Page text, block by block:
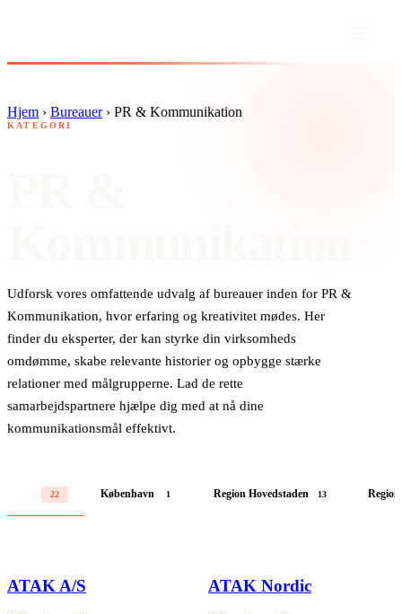
Hjem › Bureauer › PR & Kommunikation
KATEGORI
Udforsk vores omfattende udvalg af bureauer inden for PR &
Kommunikation, hvor erfaring og kreativitet mødes. Her
finder du eksperter, der kan styrke din virksomheds
omdømme, skabe relevante historier og opbygge stærke
relationer med målgrupperne. Lad de rette
samarbejdspartnere hjælpe dig med at nå dine
kommunikationsmål effektivt.
22 København 1 Region Hovedstaden 13
ATAK A/S ATAK Nordic